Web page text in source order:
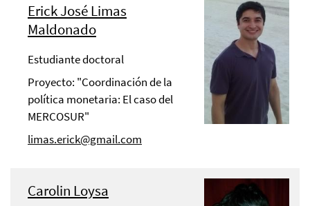
Erick José Limas
Maldonado
Estudiante doctoral
Proyecto: "Coordinación de la
política monetaria: El caso del
MERCOSUR"
limas.erick@gmail.com
Carolin Loysa